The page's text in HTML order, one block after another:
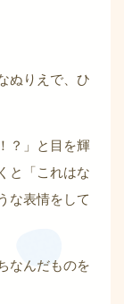
ぬりえで、ひ
？」と目を輝
と「これはな
な表情をして
なんだものを